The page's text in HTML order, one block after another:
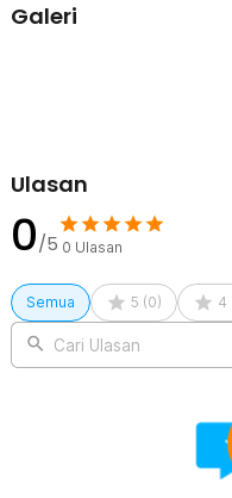
Sentuhan Mewah Kulit PU
perawatan hariannya, di
menggunakan selembar
bersihnya tanpa perlu repot
Berpori
Anda tidak akan lagi
punggung saat harus
matahari berkat adopsi
antara permukaan tubuh
pendinginan alami ini
panas bodi tubuh secara
di pakaian Anda,
Galeri
Ulasan
0/5 0 Ulasan
Semua 5 (0) 4
Cari Ulasan